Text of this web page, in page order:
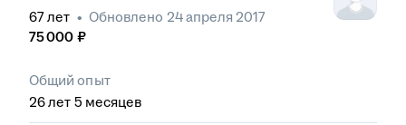
67лет • Обновлено 24 апреля 2017
75 000 ₽
Общий опыт
26лет 5 месяцев